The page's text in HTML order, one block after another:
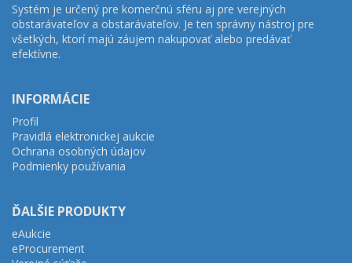
Systém je určený pre komerčnú sféru aj pre verejných
obstarávateľov a obstarávateľov. Je ten správny nástroj pre
všetkých, ktorí majú záujem nakupovať alebo predávať
efektívne.
INFORMÁCIE
Profil
Pravidlá elektronickej aukcie
Ochrana osobných údajov
Podmienky používania
ĎALŠIE PRODUKTY
eAukcie
eProcurement